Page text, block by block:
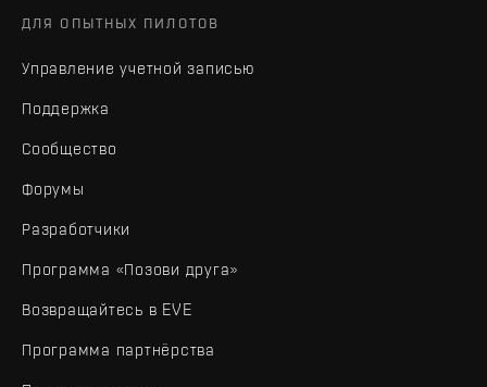
ДЛЯ ОПЫТНЫХ ПИЛОТОВ
Управление учетной записью
Поддержка
Сообщество
Форумы
Разработчики
Программа «Позови друга»
Возвращайтесь в EVE
Программа партнёрства